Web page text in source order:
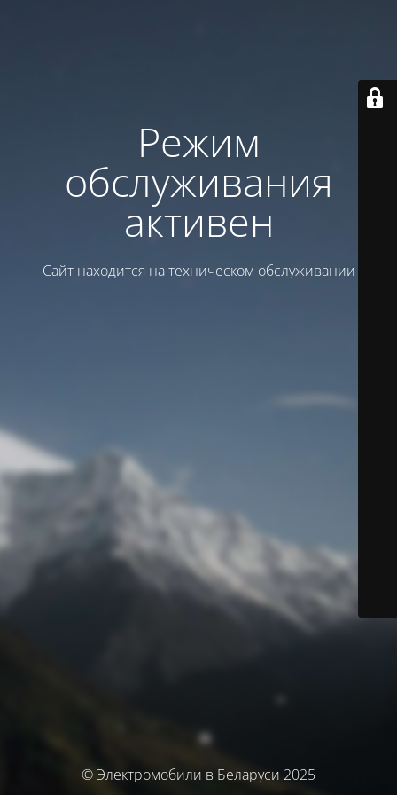
Режим
обслуживания
активен
Сайт находится на техническом обслуживании
© Электромобили в Беларуси 2025